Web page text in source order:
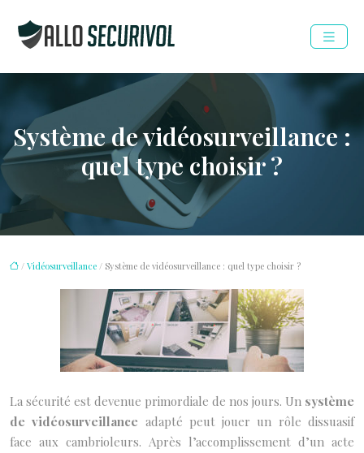
Système de vidéosurveillance :
quel type choisir ?
/ Vidéosurveillance / Système de vidéosurveillance : quel type choisir ?
La sécurité est devenue primordiale de nos jours. Un système
de vidéosurveillance adapté peut jouer un rôle dissuasif
face aux cambrioleurs. Après l’accomplissement d’un acte